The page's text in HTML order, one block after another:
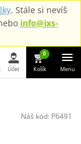
. Stále si nevíš
info@ixs-
Účet
0
Košík Menu
Náš kód: P6491